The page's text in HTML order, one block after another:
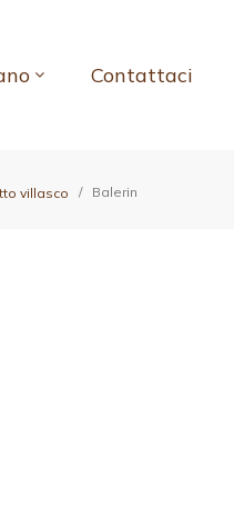
Contattaci
villasco Balerin